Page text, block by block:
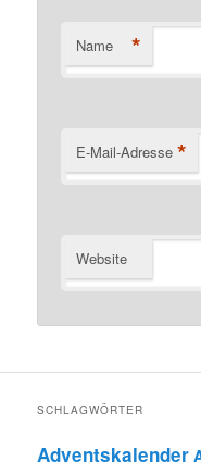
Name *
E-Mail-Adresse *
Website
SCHLAGWÖRTER
Adventskalender